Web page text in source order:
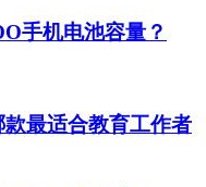
手机电池容量？
最适合教育工作者